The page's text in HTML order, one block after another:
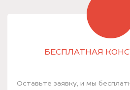
БЕСПЛАТНАЯ
Оставьте заявку, и мы